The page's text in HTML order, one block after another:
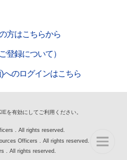
方はこちらから
登録について）
へのログインはこちら
を有効にしてご利用ください。
. All rights reserved.
Officers . All rights reserved.
. All rights reserved.